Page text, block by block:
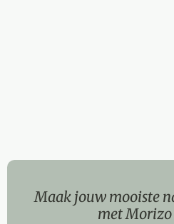
Maak jouw mooiste
met Morizo